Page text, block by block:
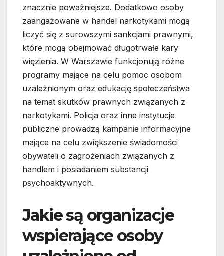
znacznie poważniejsze. Dodatkowo osoby
zaangażowane w handel narkotykami mogą
liczyć się z surowszymi sankcjami prawnymi,
które mogą obejmować długotrwałe kary
więzienia. W Warszawie funkcjonują różne
programy mające na celu pomoc osobom
uzależnionym oraz edukację społeczeństwa
na temat skutków prawnych związanych z
narkotykami. Policja oraz inne instytucje
publiczne prowadzą kampanie informacyjne
mające na celu zwiększenie świadomości
obywateli o zagrożeniach związanych z
handlem i posiadaniem substancji
psychoaktywnych.
Jakie są organizacje
wspierające osoby